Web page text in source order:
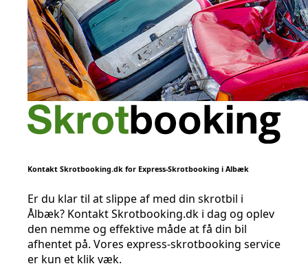
Kontakt Skrotbooking.dk for Express-Skrotbooking i Ålbæk
Er du klar til at slippe af med din skrotbil i
Ålbæk? Kontakt Skrotbooking.dk i dag og oplev
den nemme og effektive måde at få din bil
afhentet på. Vores express-skrotbooking service
er kun et klik væk.